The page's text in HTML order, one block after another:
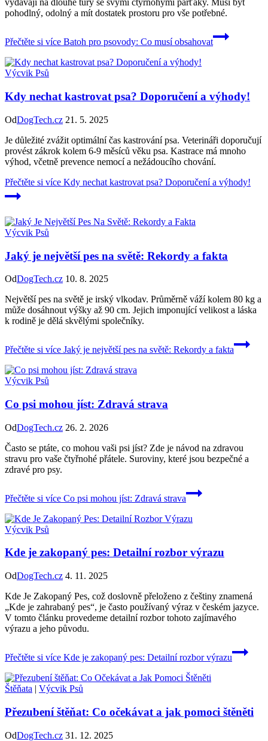
vydávají na dlouhé túry se svými čtyřnohými parťáky. Musí být
pohodlný, odolný a mít dostatek prostoru pro vše potřebné.
Přečtěte si více Batoh pro psovody: Co musí obsahovat
Výcvik Psů
Kdy nechat kastrovat psa? Doporučení a výhody!
OdDogTech.cz 21. 5. 2025
Je důležité zvážit optimální čas kastrování psa. Veterináři doporučují
provést zákrok kolem 6-9 měsíců věku psa. Kastrace má mnoho
výhod, včetně prevence nemocí a nežádoucího chování.
Přečtěte si více Kdy nechat kastrovat psa? Doporučení a výhody!
Výcvik Psů
Jaký je největší pes na světě: Rekordy a fakta
OdDogTech.cz 10. 8. 2025
Největší pes na světě je irský vlkodav. Průměrně váží kolem 80 kg a
může dosáhnout výšky až 90 cm. Jejich imponující velikost a láska
k rodině je dělá skvělými společníky.
Přečtěte si více Jaký je největší pes na světě: Rekordy a fakta
Výcvik Psů
Co psi mohou jíst: Zdravá strava
OdDogTech.cz 26. 2. 2026
Často se ptáte, co mohou vaši psi jíst? Zde je návod na zdravou
stravu pro vaše čtyřnohé přátele. Suroviny, které jsou bezpečné a
zdravé pro psy.
Přečtěte si více Co psi mohou jíst: Zdravá strava
Výcvik Psů
Kde je zakopaný pes: Detailní rozbor výrazu
OdDogTech.cz 4. 11. 2025
Kde Je Zakopaný Pes, což doslovně přeloženo z češtiny znamená
„Kde je zahrabaný pes“, je často používaný výraz v českém jazyce.
V tomto článku provedeme detailní rozbor tohoto zajímavého
výrazu a jeho původu.
Přečtěte si více Kde je zakopaný pes: Detailní rozbor výrazu
Štěňata | Výcvik Psů
Přezubení štěňat: Co očekávat a jak pomoci štěněti
OdDogTech.cz 31. 12. 2025